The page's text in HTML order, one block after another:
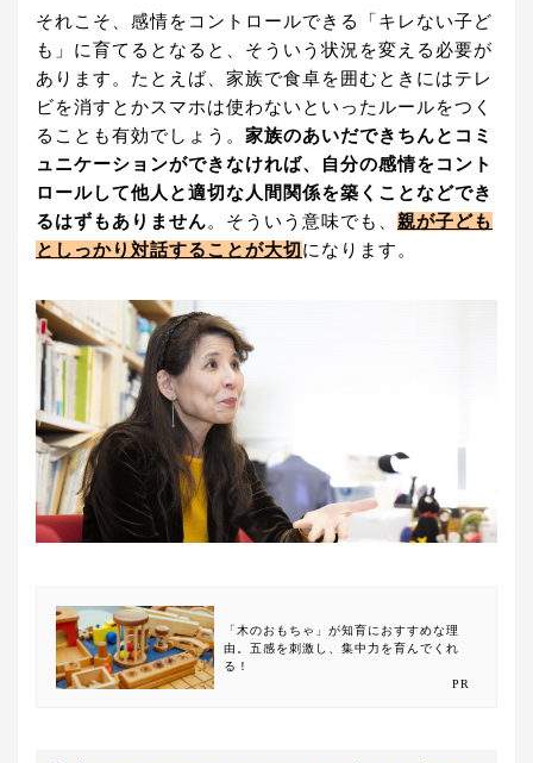
それこそ、感情をコントロールできる「キレない子ど
も」に育てるとなると、そういう状況を変える必要が
あります。たとえば、家族で食卓を囲むときにはテレ
ビを消すとかスマホは使わないといったルールをつく
ることも有効でしょう。 家族のあいだできちんとコミ
ュニケーションができなければ、自分の感情をコント
ロールして他人と適切な人間関係を築くことなどでき
るはずもありません。そういう意味でも、 親が子ども
としっかり対話することが大切 になります。
「木のおもちゃ」が知育におすすめな理
由。五感を刺激し、集中力を育んでくれ
る！
PR